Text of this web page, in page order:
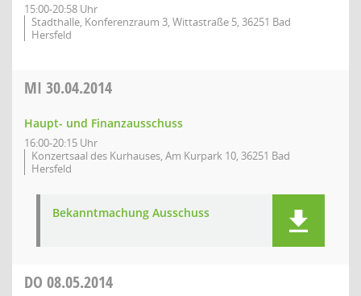
15:00-20:58 Uhr
Stadthalle, Konferenzraum 3, Wittastraße 5, 36251 Bad
Hersfeld
MI 30.04.2014
Haupt- und Finanzausschuss
16:00-20:15 Uhr
Konzertsaal des Kurhauses, Am Kurpark 10, 36251 Bad
Hersfeld
Bekanntmachung Ausschuss
DO 08.05.2014